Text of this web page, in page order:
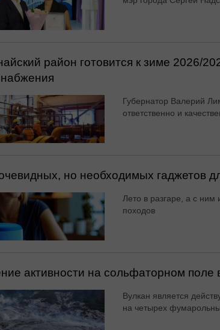
район готовится к зиме 2026/
Губернатор Валерий
ответственно и
но необходимых гаджетов
Лето в разгаре, а с ним
походов
активности на сольфаторном поле
Вулкан является
на четырех